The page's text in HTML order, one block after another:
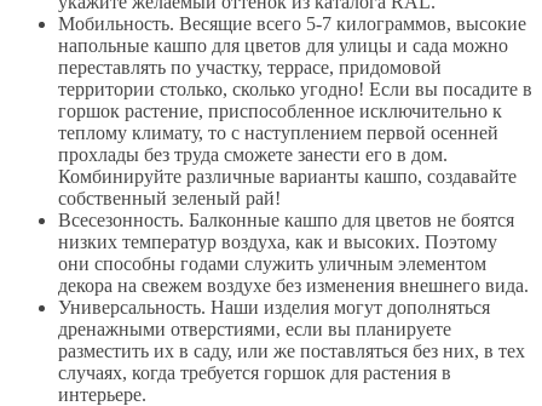
Мобильность. Весящие всего 5-7 килограммов, высокие
напольные кашпо для цветов для улицы и сада можно
переставлять по участку, террасе, придомовой
территории столько, сколько угодно! Если вы посадите в
горшок растение, приспособленное исключительно к
теплому климату, то с наступлением первой осенней
прохлады без труда сможете занести его в дом.
Комбинируйте различные варианты кашпо, создавайте
собственный зеленый рай!
Всесезонность. Балконные кашпо для цветов не боятся
низких температур воздуха, как и высоких. Поэтому
они способны годами служить уличным элементом
декора на свежем воздухе без изменения внешнего вида.
Универсальность. Наши изделия могут дополняться
дренажными отверстиями, если вы планируете
разместить их в саду, или же поставляться без них, в тех
случаях, когда требуется горшок для растения в
интерьере.